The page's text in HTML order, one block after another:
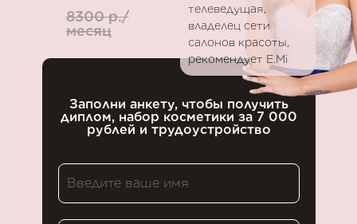
8300 р./
месяц
Заполни анкету, чтобы получить
диплом, набор косметики за 7 000
рублей и трудоустройство
телеведущая,
владелец сети
салонов красоты,
рекомендует E.Mi